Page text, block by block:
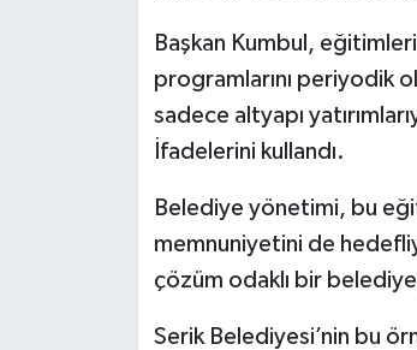
Başkan Kumbul,
programlarını periyodik
sadece altyapı
İfadelerini kullandı.
Belediye yönetimi, bu
memnuniyetini de
çözüm odaklı bir belediye
Serik Belediyesi’nin bu